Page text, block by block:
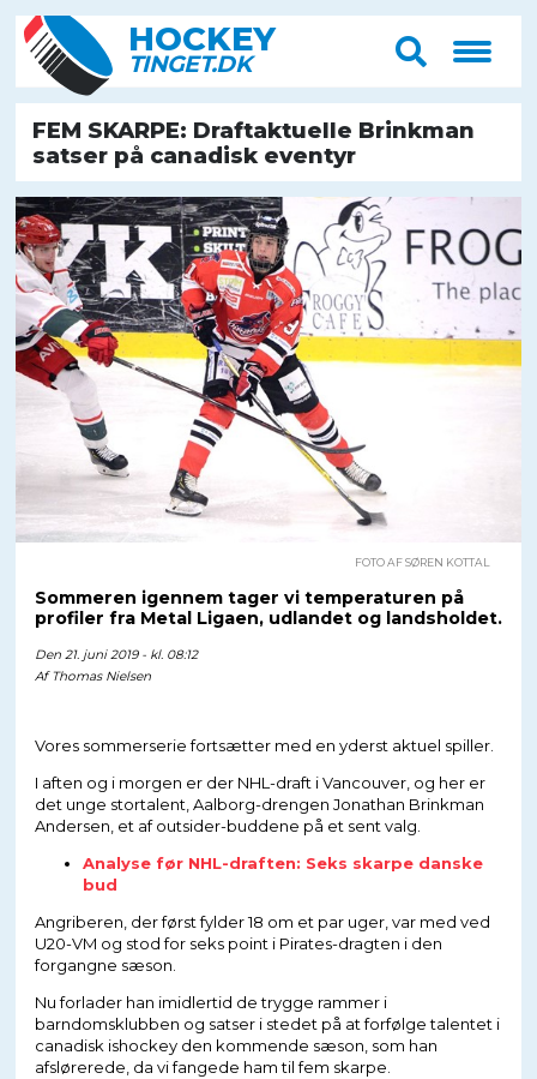
HOCKEY
TINGET.DK
FEM SKARPE: Draftaktuelle Brinkman
satser på canadisk eventyr
FOTO AF SØREN KOTTAL
Sommeren igennem tager vi temperaturen på
profiler fra Metal Ligaen, udlandet og landsholdet.
Den 21. juni 2019 - kl. 08:12
AfThomas Nielsen
Vores sommerserie fortsætter med en yderst aktuel spiller.
I aften og i morgen er der NHL-draft i Vancouver, og her er
det unge stortalent, Aalborg-drengen Jonathan Brinkman
Andersen, et af outsider-buddene på et sent valg.
Analyse før NHL-draften: Seks skarpe danske
bud
Angriberen, der først fylder 18 om et par uger, var med ved
U20-VM og stod for seks point i Pirates-dragten i den
forgangne sæson.
Nu forlader han imidlertid de trygge rammer i
barndomsklubben og satser i stedet på at forfølge talentet i
canadisk ishockey den kommende sæson, som han
afslørerede, da vi fangede ham til fem skarpe.